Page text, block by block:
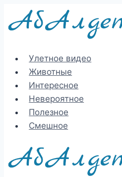
Перейти
Улетное видео
Животные
Интересное
Невероятное
Полезное
Смешное